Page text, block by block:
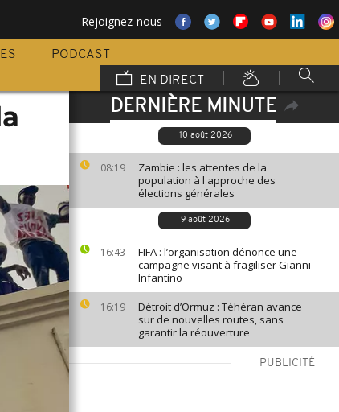
Rejoignez-nous
PODCAST
EN DIRECT
DERNIÈRE MINUTE
10 août 2026
08:19
Zambie : les attentes de la
population à l'approche des
élections générales
9 août 2026
16:43
FIFA : l’organisation dénonce une
campagne visant à fragiliser Gianni
Infantino
16:19
Détroit d’Ormuz : Téhéran avance
sur de nouvelles routes, sans
garantir la réouverture
PUBLICITÉ